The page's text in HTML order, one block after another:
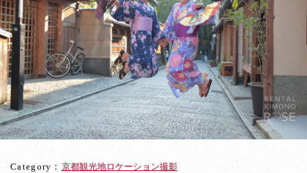
キ
シ
コ
か
ら
夏
の
京
都
東
ロ
Category： 京都観光地ロケーション撮影